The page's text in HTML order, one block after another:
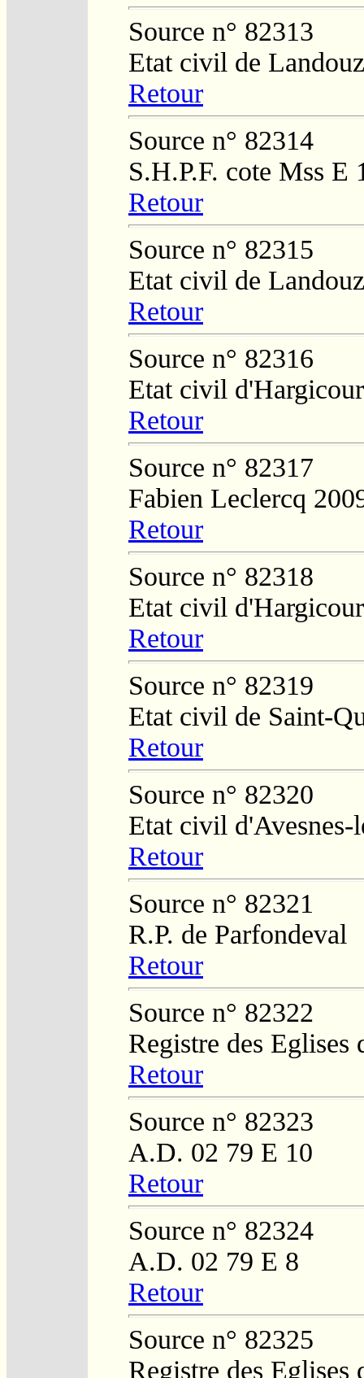
Source n° 82313
Etat civil de
Retour
Source n° 82314
S.H.P.F. cote Mss E
Retour
Source n° 82315
Etat civil de
Retour
Source n° 82316
Etat civil
Retour
Source n° 82317
Fabien Leclercq
Retour
Source n° 82318
Etat civil
Retour
Source n° 82319
Etat civil de Saint-
Retour
Source n° 82320
Etat civil d'Avesnes-
Retour
Source n° 82321
R.P. de Parfondeval
Retour
Source n° 82322
Registre des Eglises
Retour
Source n° 82323
A.D. 02 79 E 10
Retour
Source n° 82324
A.D. 02 79 E 8
Retour
Source n° 82325
Registre des Eglises